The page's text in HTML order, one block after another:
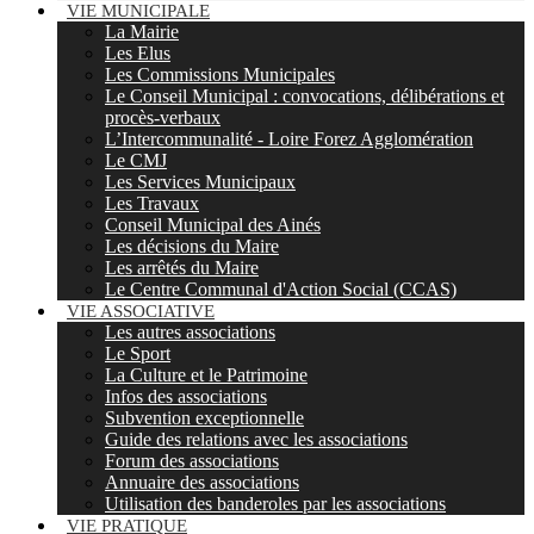
VIE MUNICIPALE
La Mairie
Les Elus
Les Commissions Municipales
Le Conseil Municipal : convocations, délibérations et
procès-verbaux
L’Intercommunalité - Loire Forez Agglomération
Le CMJ
Les Services Municipaux
Les Travaux
Conseil Municipal des Ainés
Les décisions du Maire
Les arrêtés du Maire
Le Centre Communal d'Action Social (CCAS)
VIE ASSOCIATIVE
Les autres associations
Le Sport
La Culture et le Patrimoine
Infos des associations
Subvention exceptionnelle
Guide des relations avec les associations
Forum des associations
Annuaire des associations
Utilisation des banderoles par les associations
VIE PRATIQUE